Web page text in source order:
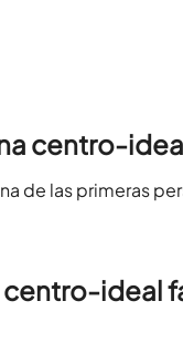
centro-
de las primeras
centro-ideal